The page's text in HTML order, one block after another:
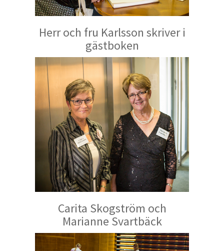
Herr och fru Karlsson skriver i
gästboken
Carita Skogström och
Marianne Svartbäck